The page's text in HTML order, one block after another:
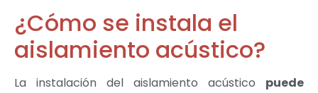
¿Cómo se instala el
aislamiento acústico?
La instalación del aislamiento acústico puede